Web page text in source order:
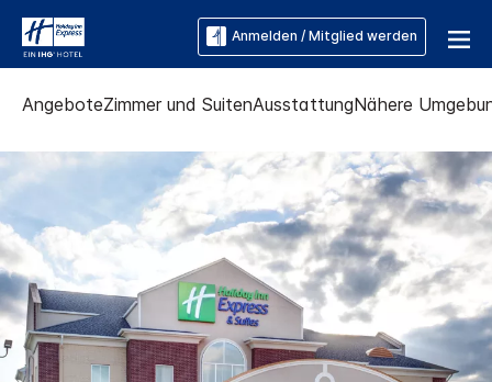
Anmelden / Mitglied werden
AngeboteZimmer und SuitenAusstattungNähere